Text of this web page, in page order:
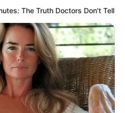
exclusivité du Web
The Truth Doctors Don't Tell